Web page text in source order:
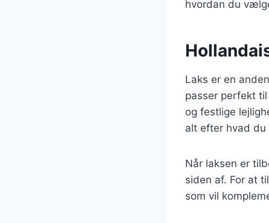
hvordan du
Laks er en
passer perfekt
og festlige
alt efter hvad
Når laksen er
siden af. For at
som vil